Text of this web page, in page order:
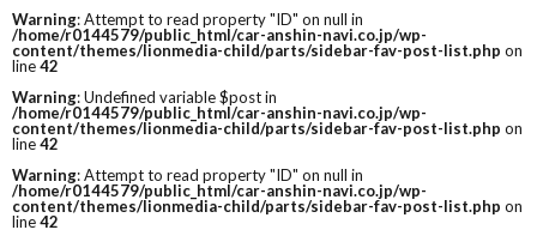
Warning: Attempt to read property "ID" on null in
/home/r0144579/public_html/car-anshin-navi.co.jp/wp-
content/themes/lionmedia-child/parts/sidebar-fav-post-list.php on
line42
Warning: Undefined variable $post in
/home/r0144579/public_html/car-anshin-navi.co.jp/wp-
content/themes/lionmedia-child/parts/sidebar-fav-post-list.php on
line42
Warning: Attempt to read property "ID" on null in
/home/r0144579/public_html/car-anshin-navi.co.jp/wp-
content/themes/lionmedia-child/parts/sidebar-fav-post-list.php on
line42